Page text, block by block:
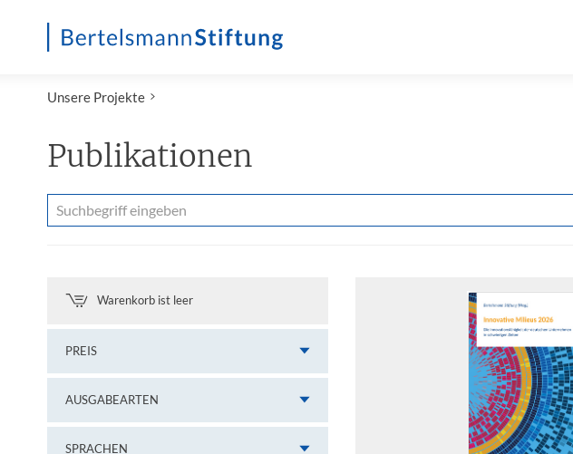
Unsere Projekte
Publikationen
Warenkorb ist leer
PREIS
AUSGABEARTEN
SPRACHEN